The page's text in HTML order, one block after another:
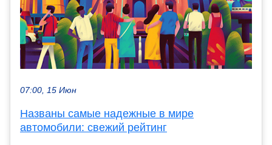
07:00, 15 Июн
Названы самые надежные в мире
автомобили: свежий рейтинг